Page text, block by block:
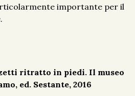
importante per il
ritratto in piedi. Il museo
ed. Sestante, 2016